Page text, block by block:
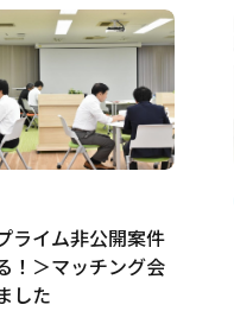
ライム非公開案件
！＞マッチング会
した